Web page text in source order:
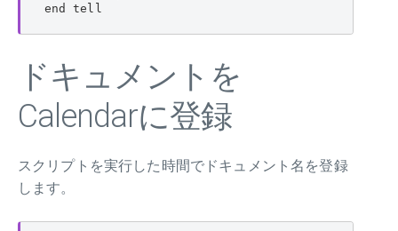
end tell
ドキュメントを
Calendarに登録
スクリプトを実行した時間でドキュメント名を登録
します。